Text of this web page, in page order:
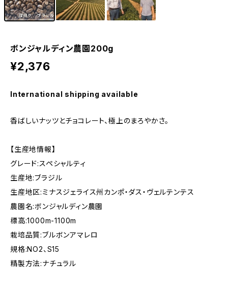
ボンジャルディン農園200g
¥2,376
International shipping available
香ばしいナッツとチョコレート、極上のまろやかさ。
【生産地情報】
グレード:スペシャルティ
生産地:ブラジル
生産地区:ミナスジェライス州カンポ・ダス・ヴェルテンテス
農園名:ボンジャルディン農園
標高:1000m-1100m
栽培品質:ブルボンアマレロ
規格:NO2、S15
精製方法:ナチュラル